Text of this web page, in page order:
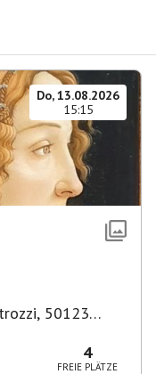
Do, 13.08.2026
15:15
50123
4
FREIE PLÄTZE